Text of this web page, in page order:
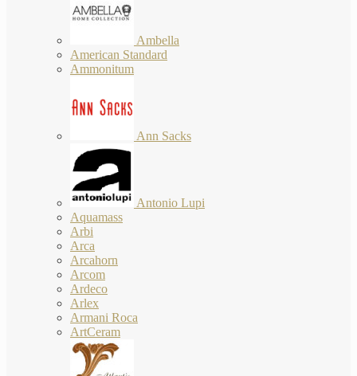
Ambella
American Standard
Ammonitum
Ann Sacks
Antonio Lupi
Aquamass
Arbi
Arca
Arcahorn
Arcom
Ardeco
Arlex
Armani Roca
ArtCeram